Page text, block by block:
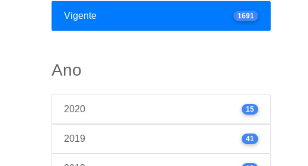
Vigente 1691
Ano
2020 15
2019 41